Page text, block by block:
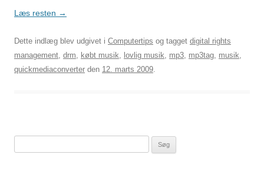
Læs resten →
Dette indlæg blev udgivet i Computertips og tagget digital rights
management drm købt musik lovlig musik mp3 mp3tag musik
quickmediaconverter den 12. marts 2009